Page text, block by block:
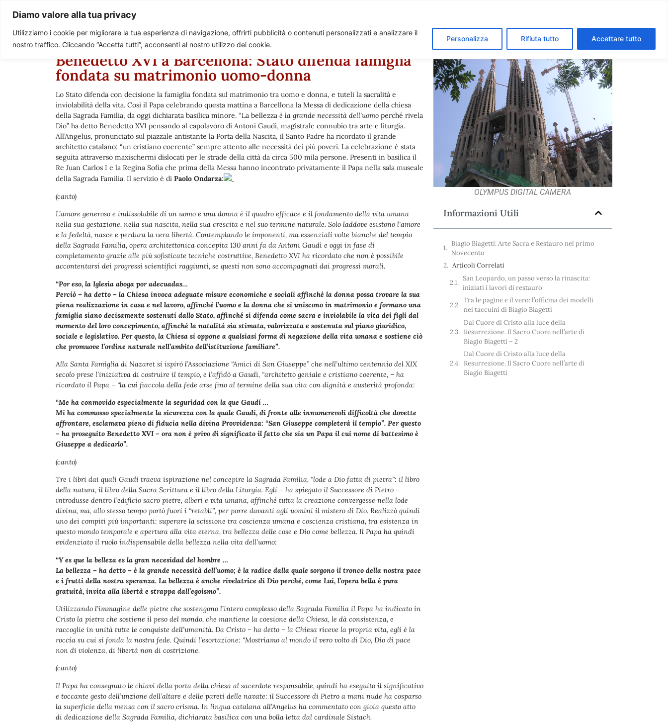
Diamo valore alla tua privacy
Utilizziamo i cookie per migliorare la tua esperienza di navigazione, offrirti pubblicità o contenuti personalizzati e analizzare il
nostro traffico. Cliccando “Accetta tutti”, acconsenti al nostro utilizzo dei cookie.
Personalizza Rifiuta tutto Accettare tutto
Paolo Ondarza
Benedetto XVI a Barcellona: Stato difenda famiglia
fondata su matrimonio uomo-donna
Lo Stato difenda con decisione la famiglia fondata sul matrimonio tra uomo e donna, e tuteli la sacralità e
inviolabilità della vita. Così il Papa celebrando questa mattina a Barcellona la Messa di dedicazione della chiesa
della Sagrada Familia, da oggi dichiarata basilica minore. “La bellezza è la grande necessità dell’uomo perché rivela
Dio” ha detto Benedetto XVI pensando al capolavoro di Antoni Gaudì, magistrale connubio tra arte e liturgia.
All’Angelus, pronunciato sul piazzale antistante la Porta della Nascita, il Santo Padre ha ricordato il grande
architetto catalano: “un cristiano coerente” sempre attento alle necessità dei più poveri. La celebrazione è stata
seguita attraverso maxischermi dislocati per le strade della città da circa 500 mila persone. Presenti in basilica il
Re Juan Carlos I e la Regina Sofia che prima della Messa hanno incontrato privatamente il Papa nella sala museale
della Sagrada Familia. Il servizio è di Paolo Ondarza:
(canto)
L’amore generoso e indissolubile di un uomo e una donna è il quadro efficace e il fondamento della vita umana
nella sua gestazione, nella sua nascita, nella sua crescita e nel suo termine naturale. Solo laddove esistono l’amore
e la fedeltà, nasce e perdura la vera libertà. Contemplando le imponenti, ma essenziali volte bianche del tempio
della Sagrada Familia, opera architettonica concepita 130 anni fa da Antoni Gaudì e oggi in fase di
completamento grazie alle più sofisticate tecniche costruttive, Benedetto XVI ha ricordato che non è possibile
accontentarsi dei progressi scientifici raggiunti, se questi non sono accompagnati dai progressi morali.
“Por eso, la Iglesia aboga por adecuadas…
Perciò – ha detto – la Chiesa invoca adeguate misure economiche e sociali affinché la donna possa trovare la sua
piena realizzazione in casa e nel lavoro, affinché l’uomo e la donna che si uniscono in matrimonio e formano una
famiglia siano decisamente sostenuti dallo Stato, affinché si difenda come sacra e inviolabile la vita dei figli dal
momento del loro concepimento, affinché la natalità sia stimata, valorizzata e sostenuta sul piano giuridico,
sociale e legislativo. Per questo, la Chiesa si oppone a qualsiasi forma di negazione della vita umana e sostiene ciò
che promuove l’ordine naturale nell’ambito dell’istituzione familiare”.
Alla Santa Famiglia di Nazaret si ispirò l’Associazione “Amici di San Giuseppe” che nell’ultimo ventennio del XIX
secolo prese l’iniziativa di costruire il tempio, e l’affidò a Gaudì, “architetto geniale e cristiano coerente, – ha
ricordato il Papa – “la cui fiaccola della fede arse fino al termine della sua vita con dignità e austerità profonda:
“Me ha conmovido especialmente la seguridad con la que Gaudí …
Mi ha commosso specialmente la sicurezza con la quale Gaudí, di fronte alle innumerevoli difficoltà che dovette
affrontare, esclamava pieno di fiducia nella divina Provvidenza: “San Giuseppe completerà il tempio”. Per questo
– ha proseguito Benedetto XVI – ora non è privo di significato il fatto che sia un Papa il cui nome di battesimo è
Giuseppe a dedicarlo”.
(canto)
Tre i libri dai quali Gaudì traeva ispirazione nel concepire la Sagrada Familia, “lode a Dio fatta di pietra”: il libro
della natura, il libro della Sacra Scrittura e il libro della Liturgia. Egli – ha spiegato il Successore di Pietro –
introdusse dentro l’edificio sacro pietre, alberi e vita umana, affinché tutta la creazione convergesse nella lode
divina, ma, allo stesso tempo portò fuori i “retabli”, per porre davanti agli uomini il mistero di Dio. Realizzò quindi
uno dei compiti più importanti: superare la scissione tra coscienza umana e coscienza cristiana, tra esistenza in
questo mondo temporale e apertura alla vita eterna, tra bellezza delle cose e Dio come bellezza. Il Papa ha quindi
evidenziato il ruolo indispensabile della bellezza nella vita dell’uomo:
“Y es que la belleza es la gran necesidad del hombre …
La bellezza – ha detto – è la grande necessità dell’uomo; è la radice dalla quale sorgono il tronco della nostra pace
e i frutti della nostra speranza. La bellezza è anche rivelatrice di Dio perché, come Lui, l’opera bella è pura
gratuità, invita alla libertà e strappa dall’egoismo”.
Utilizzando l’immagine delle pietre che sostengono l’intero complesso della Sagrada Familia il Papa ha indicato in
Cristo la pietra che sostiene il peso del mondo, che mantiene la coesione della Chiesa, le dà consistenza, e
raccoglie in unità tutte le conquiste dell’umanità. Da Cristo – ha detto – la Chiesa riceve la propria vita, egli è la
roccia su cui si fonda la nostra fede. Quindi l’esortazione: “Mostriamo al mondo il vero volto di Dio, Dio di pace
non di violenza, di libertà non di costrizione.
(canto)
Il Papa ha consegnato le chiavi della porta della chiesa al sacerdote responsabile, quindi ha eseguito il significativo
e toccante gesto dell’unzione dell’altare e delle pareti delle navate: il Successore di Pietro a mani nude ha cosparso
la superficie della mensa con il sacro crisma. In lingua catalana all’Angelus ha commentato con gioia questo atto
di dedicazione della Sagrada Familia, dichiarata basilica con una bolla letta dal cardinale Sistach.
OLYMPUS DIGITAL CAMERA
Informazioni Utili
Biagio Biagetti: Arte Sacra e Restauro nel primo
Novecento
Articoli Correlati
San Leopardo, un passo verso la rinascita:
iniziati i lavori di restauro
Tra le pagine e il vero: l’officina dei modelli
nei taccuini di Biagio Biagetti
Dal Cuore di Cristo alla luce della
Resurrezione. Il Sacro Cuore nell’arte di
Biagio Biagetti – 2
Dal Cuore di Cristo alla luce della
Resurrezione. Il Sacro Cuore nell’arte di
Biagio Biagetti